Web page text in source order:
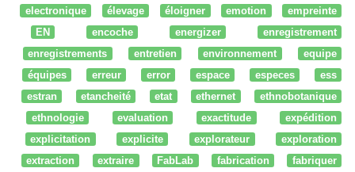
electronique élevage éloigner emotion
empreinte
EN
encoche energizer
enregistrement
enregistrements
entretien environnement
equipe
équipes
erreur error espace especes
ess
estran
etancheité etat ethernet
ethnobotanique
ethnologie
evaluation exactitude
expédition
explicitation
explicite explorateur
exploration
extraction
extraire FabLab fabrication
fabriquer